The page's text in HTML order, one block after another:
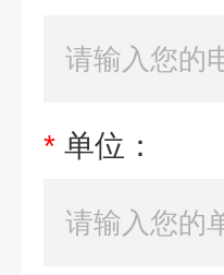
* 单位：